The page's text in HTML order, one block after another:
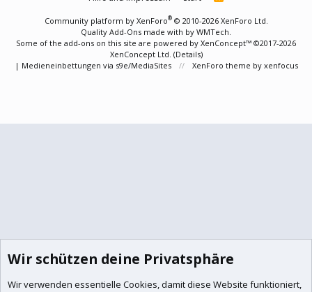
Community platform by XenForo® © 2010-2026 XenForo Ltd.
Quality Add-Ons made with by WMTech
Some of the add-ons on this site are powered by XenConcept™ ©2017-2026
XenConcept Ltd. (Details)
| Medieneinbettungen via s9e/MediaSites XenForo theme by xenfocus
Wir schützen deine Privatsphäre
Wir verwenden essentielle Cookies, damit diese Website funktioniert,